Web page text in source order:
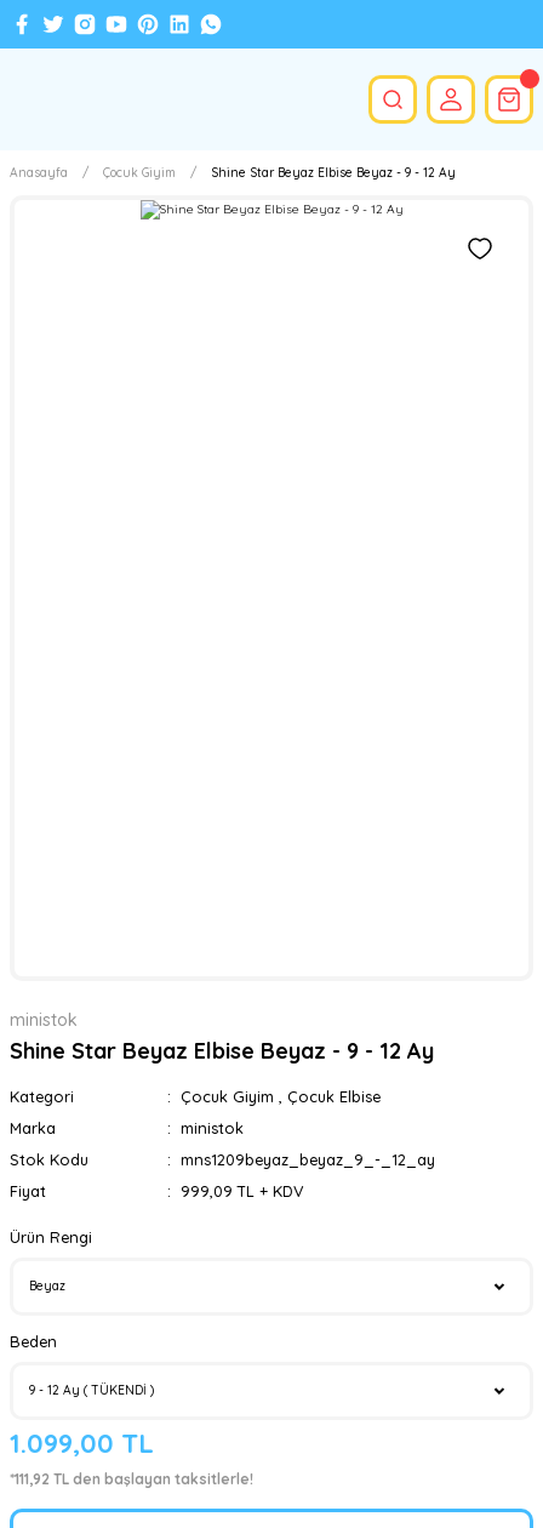
Anasayfa Çocuk Giyim Shine Star Beyaz Elbise Beyaz - 9 - 12 Ay
ministok
Shine Star Beyaz Elbise Beyaz - 9 - 12 Ay
Kategori Çocuk Giyim
Çocuk Elbise
Marka
ministok
Stok Kodu
mns1209beyaz_beyaz_9_-_12_ay
Fiyat
999,09 TL + KDV
Ürün Rengi
Beden
1.099,00 TL
*111,92 TL den başlayan taksitlerle!